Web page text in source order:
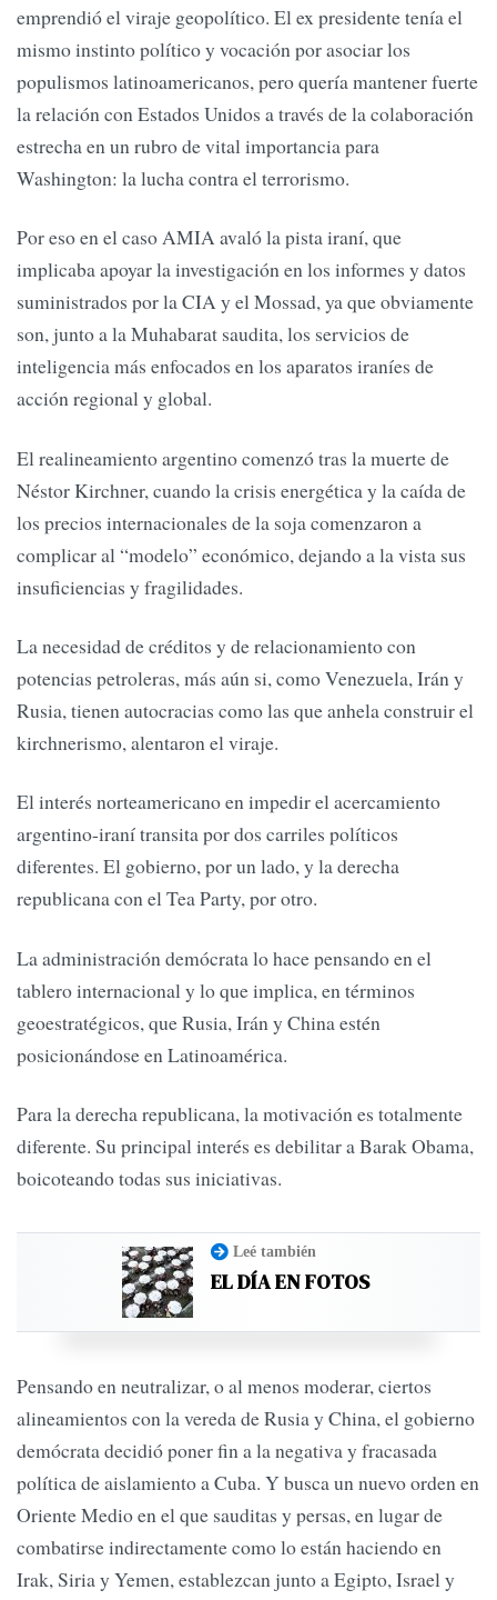
emprendió el viraje geopolítico. El ex presidente tenía el
mismo instinto político y vocación por asociar los
populismos latinoamericanos, pero quería mantener fuerte
la relación con Estados Unidos a través de la colaboración
estrecha en un rubro de vital importancia para
Washington: la lucha contra el terrorismo.
Por eso en el caso AMIA avaló la pista iraní, que
implicaba apoyar la investigación en los informes y datos
suministrados por la CIA y el Mossad, ya que obviamente
son, junto a la Muhabarat saudita, los servicios de
inteligencia más enfocados en los aparatos iraníes de
acción regional y global.
El realineamiento argentino comenzó tras la muerte de
Néstor Kirchner, cuando la crisis energética y la caída de
los precios internacionales de la soja comenzaron a
complicar al “modelo” económico, dejando a la vista sus
insuficiencias y fragilidades.
La necesidad de créditos y de relacionamiento con
potencias petroleras, más aún si, como Venezuela, Irán y
Rusia, tienen autocracias como las que anhela construir el
kirchnerismo, alentaron el viraje.
El interés norteamericano en impedir el acercamiento
argentino-iraní transita por dos carriles políticos
diferentes. El gobierno, por un lado, y la derecha
republicana con el Tea Party, por otro.
La administración demócrata lo hace pensando en el
tablero internacional y lo que implica, en términos
geoestratégicos, que Rusia, Irán y China estén
posicionándose en Latinoamérica.
Para la derecha republicana, la motivación es totalmente
diferente. Su principal interés es debilitar a Barak Obama,
boicoteando todas sus iniciativas.
Leé también
EL DÍA EN FOTOS
Pensando en neutralizar, o al menos moderar, ciertos
alineamientos con la vereda de Rusia y China, el gobierno
demócrata decidió poner fin a la negativa y fracasada
política de aislamiento a Cuba. Y busca un nuevo orden en
Oriente Medio en el que sauditas y persas, en lugar de
combatirse indirectamente como lo están haciendo en
Irak, Siria y Yemen, establezcan junto a Egipto, Israel y